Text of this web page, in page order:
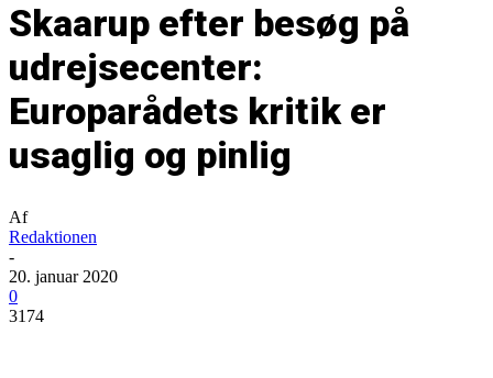
Skaarup efter besøg på
udrejsecenter:
Europarådets kritik er
usaglig og pinlig
Af
Redaktionen
-
20. januar 2020
0
3174